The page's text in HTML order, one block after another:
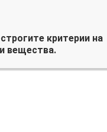
критерии на
вещества.